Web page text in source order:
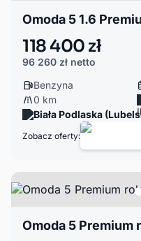
118 400 zł
96 260 zł netto
Benzyna
0 km
Biała Podlaska
Zobacz oferty:
Omoda 5 Premium